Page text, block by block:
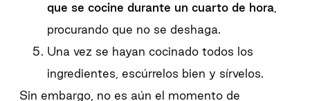
que se cocine durante un cuarto de hora,
procurando que no se deshaga.
Una vez se hayan cocinado todos los
ingredientes, escúrrelos bien y sírvelos.
Sin embargo, no es aún el momento de